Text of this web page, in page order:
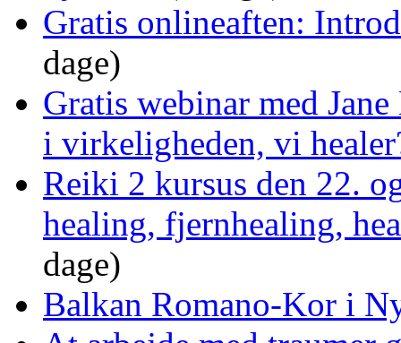
Gratis onlineaften:
dage)
Gratis webinar med
i virkeligheden, vi
Reiki 2 kursus den 22.
healing, fjernhealing,
dage)
Balkan Romano-Kor i